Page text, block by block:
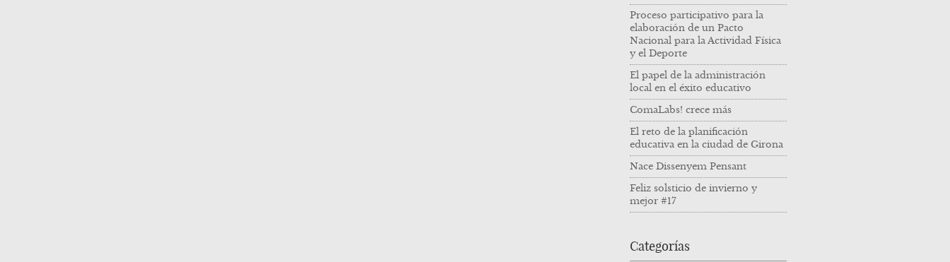
Proceso participativo para la
elaboración de un Pacto
Nacional para la Actividad Física
y el Deporte
El papel de la administración
local en el éxito educativo
ComaLabs! crece más
El reto de la planificación
educativa en la ciudad de Girona
Nace Dissenyem Pensant
Feliz solsticio de invierno y
mejor #17
Categorías